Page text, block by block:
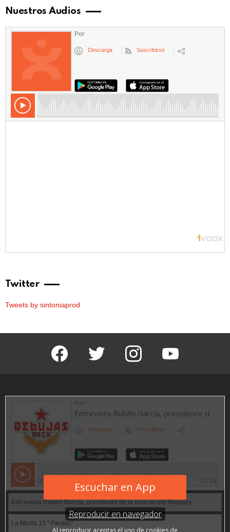
Nuestros Audios
Twitter
Tweets by sintoniaprod
facebook twitter instagram